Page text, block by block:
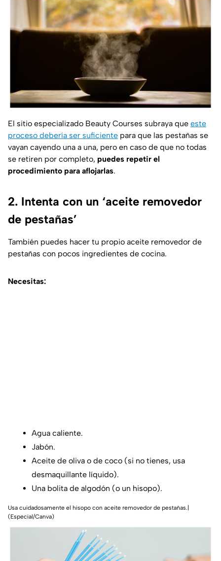
El sitio especializado Beauty Courses subraya que este
proceso debería ser suficiente para que las pestañas se
vayan cayendo una a una, pero en caso de que no todas
se retiren por completo, puedes repetir el
procedimiento para aflojarlas.
2. Intenta con un ‘aceite removedor
de pestañas’
También puedes hacer tu propio aceite removedor de
pestañas con pocos ingredientes de cocina.
Necesitas:
Agua caliente.
Jabón.
Aceite de oliva o de coco (si no tienes, usa
desmaquillante líquido).
Una bolita de algodón (o un hisopo).
Usa cuidadosamente el hisopo con aceite removedor de pestañas.|
(Especial/Canva)